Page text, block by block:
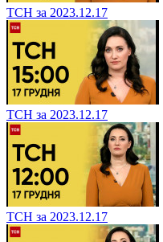
ТСН за 2023.12.17
ТСН за 2023.12.17
ТСН за 2023.12.17